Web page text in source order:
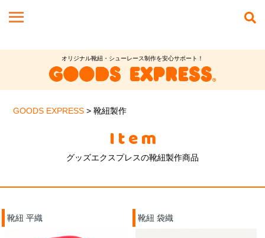
オリジナル靴紐・シューレース制作を安心サポート！
GOODS EXPRESS >靴紐製作
Item
グッズエクスプレスの靴紐製作商品
靴紐 平織 靴紐 袋織